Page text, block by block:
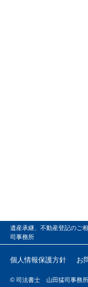
遺産承継、不動産登記のご
司事務所
個人情報保護方針 お
© 司法書士 山田猛司事務